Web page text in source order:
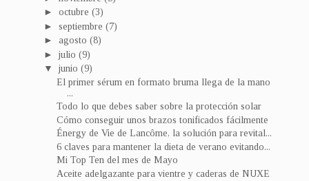
►octubre(3)
►septiembre(7)
►agosto(8)
►julio(9)
▼junio(9)
El primer sérum en formato bruma llega de la mano
...
Todo lo que debes saber sobre la protección solar
Cómo conseguir unos brazos tonificados fácilmente
Énergy de Vie de Lancôme, la solución para revital...
6 claves para mantener la dieta de verano evitando...
Mi Top Ten del mes de Mayo
Aceite adelgazante para vientre y caderas de NUXE